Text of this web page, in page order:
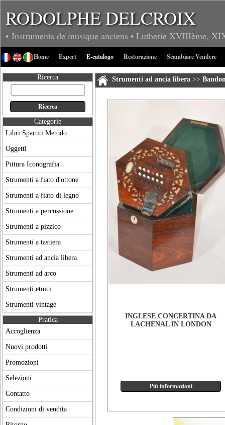
RODOLPHE DELCROIX
• Instruments de musique anciens • Lutherie XVIIIème,
Home Expert E-catalogo Restorazione Scambiare Vendere
Ricerca
Categorie
Libri Spartiti Metodo
Oggetti
Pittura Iconografia
Strumenti a fiato d'ottone
Strumenti a fiato di legno
Strumenti a percussione
Strumenti a pizzico
Strumenti a tastiera
Strumenti ad ancia libera
Strumenti ad arco
Strumenti etnici
Strumenti vintage
Pratica
Accoglienza
Nuovi prodotti
Promozioni
Selezioni
Contatto
Condizioni di vendita
Strumenti ad ancia libera>>
INGLESE CONCERTINA DA
LACHENAL IN LONDON